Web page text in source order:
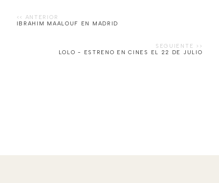
LOLO - ESTRENO EN CINES EL 22 DE JULIO